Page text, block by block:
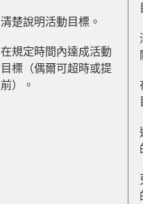
清楚說明活動目標。
在規定時間內達成活動
目標（偶爾可超時或提
前）。